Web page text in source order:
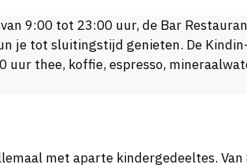
9:00 tot 23:00 uur, de Bar
je tot sluitingstijd genieten. De
thee, koffie, espresso,
met aparte kindergedeeltes.